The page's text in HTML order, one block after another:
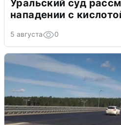
Уральский суд
нападении с
5 августа 0